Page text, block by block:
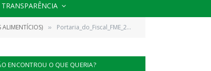
TRANSPARÊNCIA
» Portaria_do_Fiscal_FME_2022090502(1)_100622_110958
ENCONTROU O QUE QUERIA?